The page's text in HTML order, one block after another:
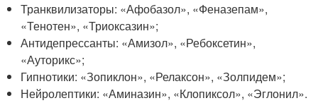
Транквилизаторы: «Афобазол», «Феназепам»,
«Тенотен», «Триоксазин»;
Антидепрессанты: «Амизол», «Ребоксетин»,
«Ауторикс»;
Гипнотики: «Зопиклон», «Релаксон», «Золпидем»;
Нейролептики: «Аминазин», «Клопиксол», «Эглонил».